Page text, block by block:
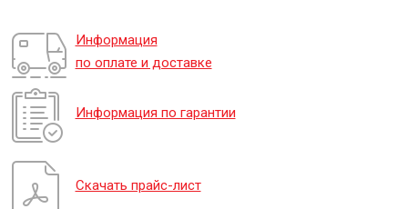
Информация
по оплате и доставке
Информация по гарантии
Скачать прайс-лист